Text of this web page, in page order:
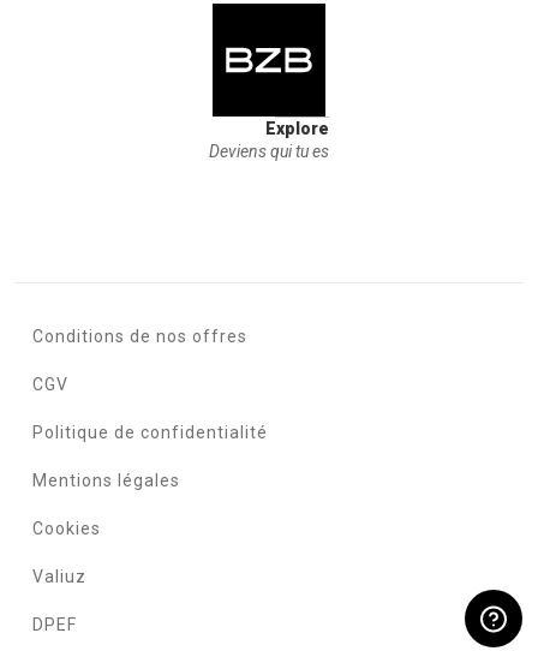
Explore
Deviens qui tu es
Conditions de nos offres
CGV
Politique de confidentialité
Mentions légales
Cookies
Valiuz
DPEF